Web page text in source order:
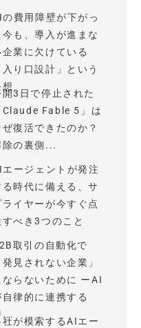
費用障壁が下がっ
今も、導入が進まな
企業に欠けている
入り口設計」という
開3日で停止された
Claude Fable 5」は
ぜ復活できたのか？
除の裏側...
ージェントが発注
る時代に備える、サ
ライヤーが今すぐ点
すべき3つのこと
取引の自動化で
発見されない企業」
ならないために ーAI
自律的に連携する
...
社が模索するAIエー